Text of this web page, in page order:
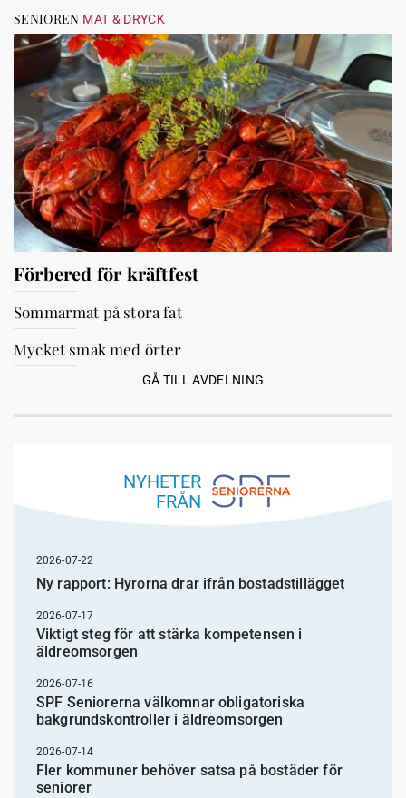
SENIOREN MAT & DRYCK
Förbered för kräftfest
Sommarmat på stora fat
Mycket smak med örter
GÅ TILL AVDELNING
NYHETER
FRÅN
2026-07-22
Ny rapport: Hyrorna drar ifrån bostadstillägget
2026-07-17
Viktigt steg för att stärka kompetensen i
äldreomsorgen
2026-07-16
SPF Seniorerna välkomnar obligatoriska
bakgrundskontroller i äldreomsorgen
2026-07-14
Fler kommuner behöver satsa på bostäder för
seniorer